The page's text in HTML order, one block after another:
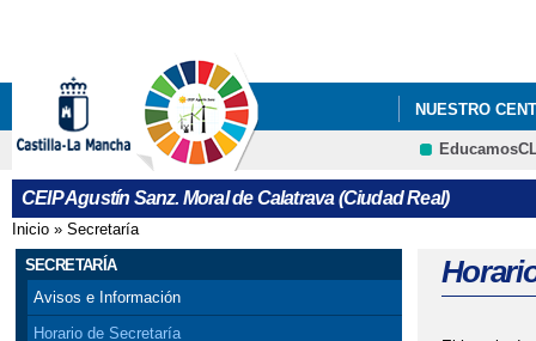
NUESTRO
CEIP Agustín Sanz. Moral de Calatrava (Ciudad Real)
Se encuentra usted aquí
Inicio » Secretaría
SECRETARÍA
Avisos e Información
Horario de Secretaría